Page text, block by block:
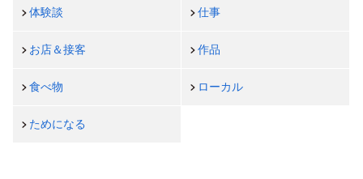
体験談 仕事
お店＆接客 作品
食べ物 ローカル
ためになる